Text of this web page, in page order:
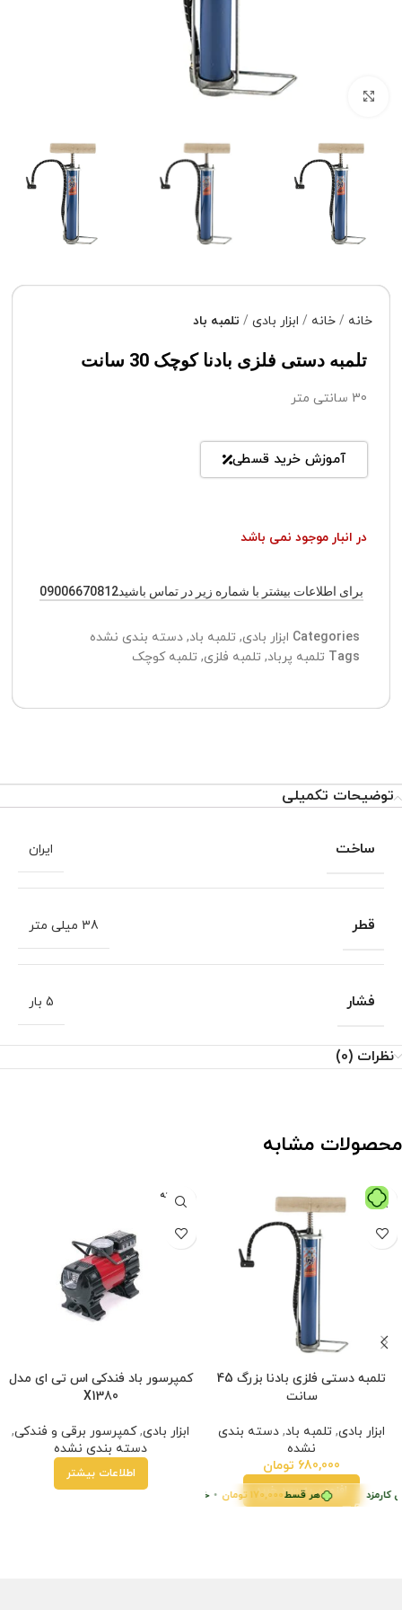
برای بزرگنمایی کلیک کنید
خانه خانه ابزار بادی تلمبه باد
تلمبه دستی فلزی بادنا کوچک 30 سانت
30 سانتی متر
آموزش خرید قسطی
در انبار موجود نمی باشد
برای اطلاعات بیشتر با شماره زیر در تماس باشید09006670812
Categories ابزار بادی, تلمبه باد, دسته بندی نشده
Tags تلمبه پرباد, تلمبه فلزی, تلمبه کوچک
توضیحات تکمیلی
ساخت ایران
قطر 38 میلی متر
فشار 5 بار
نظرات (0)
محصولات مشابه
هر قسط170,000تومان خرید قسطی با ترب‌پی بدون کارمزد
تلمبه دستی فلزی بادنا بزرگ 45
سانت
ابزار بادی, تلمبه باد, دسته بندی
نشده
680,000 تومان
افزودن به سبد خرید
فروخته
شده
کمپرسور باد فندکی اس تی ای مدل
X1380
ابزار بادی,کمپرسور برقی و فندکی,
دسته بندی نشده
اطلاعات بیشتر
پرداخت اقساطی
ترب‌پی بدون کارمزد